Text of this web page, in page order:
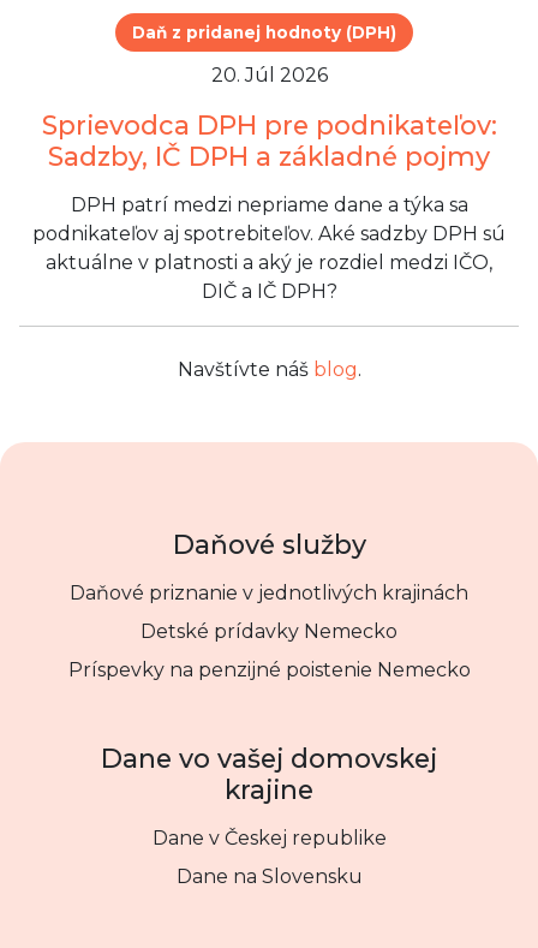
Daň z pridanej hodnoty (DPH)
20. Júl 2026
Sprievodca DPH pre podnikateľov:
Sadzby, IČ DPH a základné pojmy
DPH patrí medzi nepriame dane a týka sa
podnikateľov aj spotrebiteľov. Aké sadzby DPH sú
aktuálne v platnosti a aký je rozdiel medzi IČO,
DIČ a IČ DPH?
Navštívte náš blog.
Daňové služby
Daňové priznanie v jednotlivých krajinách
Detské prídavky Nemecko
Príspevky na penzijné poistenie Nemecko
Dane vo vašej domovskej
krajine
Dane v Českej republike
Dane na Slovensku